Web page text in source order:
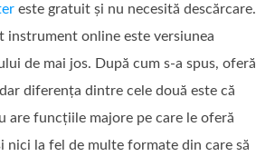
este gratuit și nu necesită descărcare.
instrument online este versiunea
de mai jos. După cum s‑a spus, oferă
diferența dintre cele două este că
are funcțiile majore pe care le oferă
nici la fel de multe formate din care să